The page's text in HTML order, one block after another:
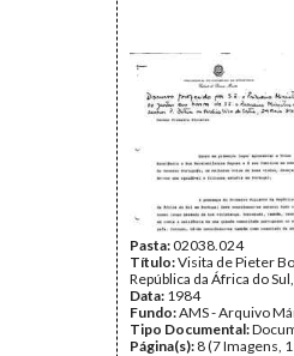
Pasta:02038.024
Título:Visita de Pieter
República da África do
Data: 1984
Fundo:AMS - Arquivo
Tipo Documental:
Página(s): 8 (7 Imagens,